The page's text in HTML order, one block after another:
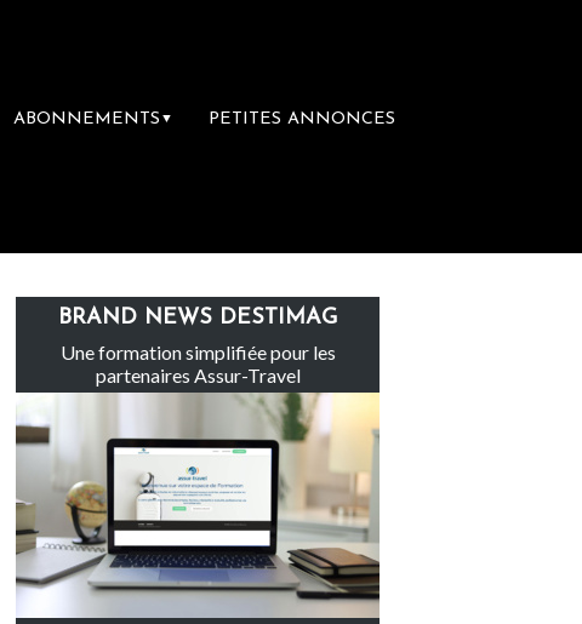
ABONNEMENTS ▼ PETITES ANNONCES
Le groupe Sainte-Claire rachète Eden Tour
BRAND NEWS DESTIMAG
Une formation simplifiée pour les
partenaires Assur-Travel